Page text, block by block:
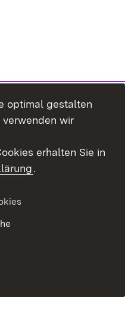
zur
optimal gestalten
verwenden wir
erhalten Sie in
.